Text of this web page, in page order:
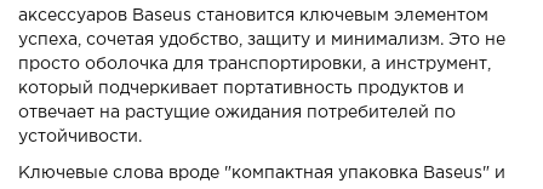
аксессуаров Baseus становится ключевым элементом
успеха, сочетая удобство, защиту и минимализм. Это не
просто оболочка для транспортировки, а инструмент,
который подчеркивает портативность продуктов и
отвечает на растущие ожидания потребителей по
устойчивости.
Ключевые слова вроде "компактная упаковка Baseus" и